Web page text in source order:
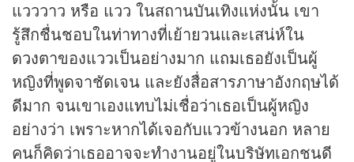
แวววาว หรือ แวว ในสถานบันเทิงแห่งนั้น เขา
รู้สึกชื่นชอบในท่าทางที่เย้ายวนและเสน่ห์ใน
ดวงตาของแววเป็นอย่างมาก แถมเธอยังเป็นผู้
หญิงที่พูดจาชัดเจน และยังสื่อสารภาษาอังกฤษได้
ดีมาก จนเขาเองแทบไม่เชื่อว่าเธอเป็นผู้หญิง
อย่างว่า เพราะหากได้เจอกับแววข้างนอก หลาย
คนก็คิดว่าเธออาจจะทำงานอยู่ในบริษัทเอกชนดี